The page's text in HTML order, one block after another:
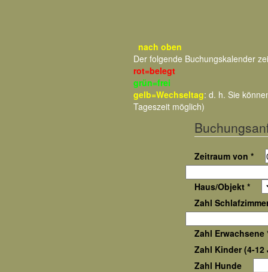
nach oben
Der folgende Buchungskalender
rot=belegt
grün=frei
gelb=Wechseltag: d. h. Sie
Tageszeit möglich)
Zeitraum von *
Haus/Objekt *
Zahl
Zahl Erwachsene
Zahl Kinder (4-12
Zahl Hunde